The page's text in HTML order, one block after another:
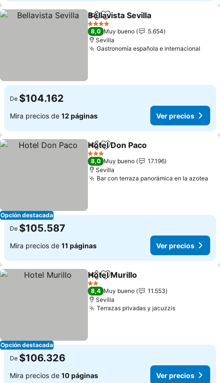
CompartirAgregar a favoritos
Bellavista Sevilla
4 Estrellas
8,0 Muy bueno
5.654
Sevilla
Gastronomía española e internacional
De $104.162
Mira precios de 12 páginas Ver precios
Opción destacada
CompartirAgregar a favoritos
Hotel Don Paco
3 Estrellas
8,0 Muy bueno
17.196
Sevilla
Bar con terraza panorámica en la azotea
De $105.587
Mira precios de 11 páginas Ver precios
Opción destacada
CompartirAgregar a favoritos
Hotel Murillo
2 Estrellas
8,4 Muy bueno
11.553
Sevilla
Terrazas privadas y jacuzzisVer precios
De $106.326
Mira precios de 10 páginas Ver precios